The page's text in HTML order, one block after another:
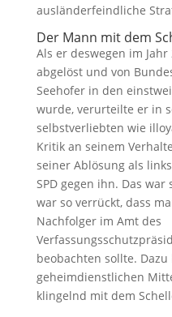
ausländerfeindliche
Der Mann mit dem
Als er deswegen im
abgelöst und von
Seehofer in den
wurde, verurteilte er in
selbstverliebten wie
Kritik an seinem
seiner Ablösung als
SPD gegen ihn. Das
war so verrückt, dass
Nachfolger im Amt des
beobachten sollte.
geheimdienstlichen
klingelnd mit dem